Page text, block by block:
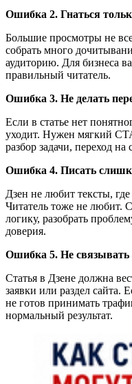
Ошибка 2. Гнаться
Большие просмотры не
собрать много
аудиторию. Для бизнеса
правильный читатель.
Ошибка 3. Не делать
Если в статье нет
уходит. Нужен мягкий
разбор задачи, переход на
Ошибка 4. Писать
Дзен не любит тексты,
Читатель тоже не любит.
логику, разобрать
доверия.
Ошибка 5. Не связывать
Статья в Дзене должна
заявки или раздел сайта.
не готов принимать
нормальный результат.